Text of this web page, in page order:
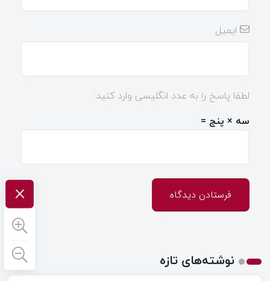
ایمیل
لطفا پاسخ را به عدد انگلیسی وارد کنید:
سه × پنج =
نوشته‌های تازه
×